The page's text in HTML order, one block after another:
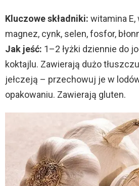
Kluczowe składniki: witamina E,
magnez, cynk, selen, fosfor,
Jak jeść: 1–2 łyżki dziennie do
koktajlu. Zawierają dużo
jełczeją – przechowuj je w
opakowaniu. Zawierają gluten.